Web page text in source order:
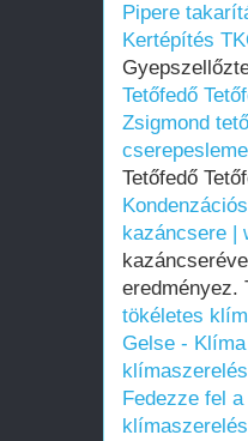
Pipere
Kertépítés
Tetőfedő
Zsigmond
Tetőfedő
kazáncsere |
eredményez.
tökéletes
Gelse -
klímaszerelés
Fedezze fel